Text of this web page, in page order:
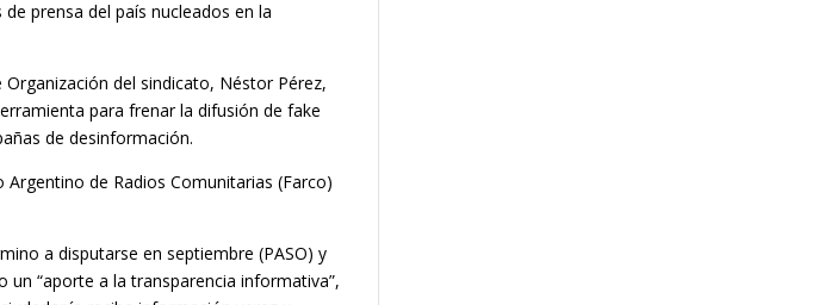
prensa del país nucleados en la
del sindicato, Néstor Pérez,
para frenar la difusión de fake
de desinformación.
de Radios Comunitarias (Farco)
a disputarse en septiembre (PASO) y
“aporte a la transparencia informativa”,